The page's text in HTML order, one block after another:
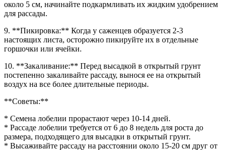
около 5 см, начинайте подкармливать их жидким удобрением
для рассады.
9. **Пикировка:** Когда у саженцев образуется 2-3
настоящих листа, осторожно пикируйте их в отдельные
горшочки или ячейки.
10. **Закаливание:** Перед высадкой в открытый грунт
постепенно закаливайте рассаду, вынося ее на открытый
воздух на все более длительные периоды.
**Советы:**
* Семена лобелии прорастают через 10-14 дней.
* Рассаде лобелии требуется от 6 до 8 недель для роста до
размера, подходящего для высадки в открытый грунт.
* Высаживайте рассаду на расстоянии около 15-20 см друг от